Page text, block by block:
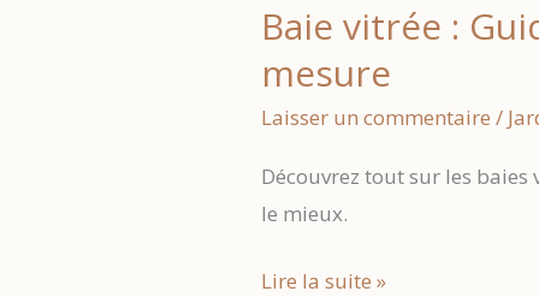
Baie vitrée :
mesure
Laisser un commentaire /
Découvrez tout sur les
le mieux.
Baie
Lire la suite »